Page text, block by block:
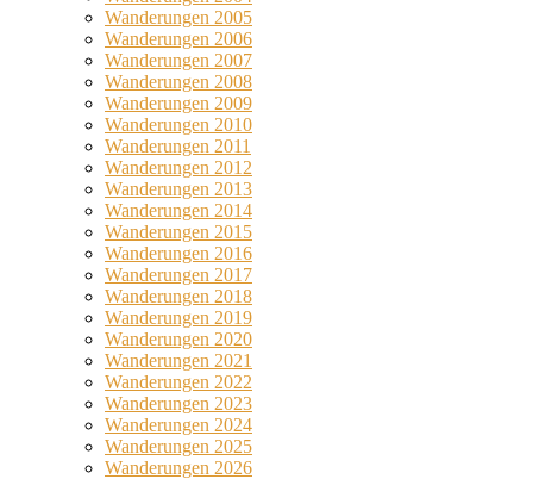
Wanderungen 2005
Wanderungen 2006
Wanderungen 2007
Wanderungen 2008
Wanderungen 2009
Wanderungen 2010
Wanderungen 2011
Wanderungen 2012
Wanderungen 2013
Wanderungen 2014
Wanderungen 2015
Wanderungen 2016
Wanderungen 2017
Wanderungen 2018
Wanderungen 2019
Wanderungen 2020
Wanderungen 2021
Wanderungen 2022
Wanderungen 2023
Wanderungen 2024
Wanderungen 2025
Wanderungen 2026